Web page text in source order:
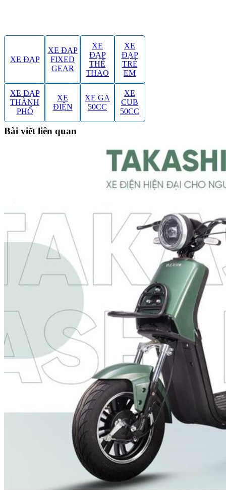
XE ĐẠP
XE ĐẠP
FIXED
GEAR
XE
ĐẠP
THỂ
THAO
XE
ĐẠP
TRẺ
EM
XE ĐẠP
THÀNH
PHỐ
XE
ĐIỆN
XE GA
50CC
XE
CUB
50CC
Bài viết liên quan